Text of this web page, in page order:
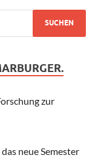
zur
neue Semester